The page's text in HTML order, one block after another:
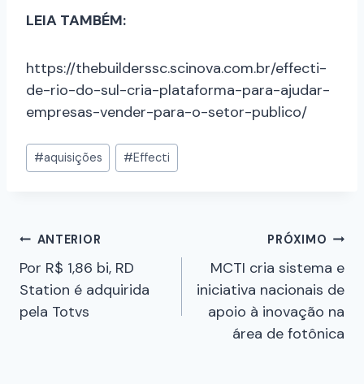
LEIA TAMBÉM:
https://thebuilderssc.scinova.com.br/effecti-
de-rio-do-sul-cria-plataforma-para-ajudar-
empresas-vender-para-o-setor-publico/
#aquisições #Effecti
ANTERIOR
Por R$ 1,86 bi, RD
Station é adquirida
pela Totvs
PRÓXIMO
MCTI cria sistema e
iniciativa nacionais de
apoio à inovação na
área de fotônica